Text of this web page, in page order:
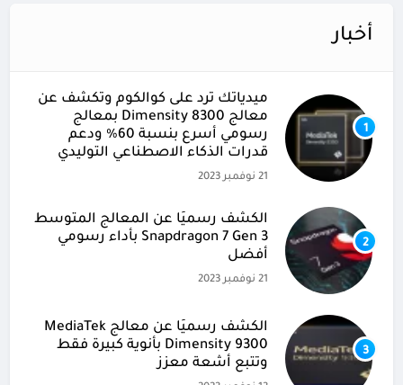
أخبار
1
ميدياتك ترد على كوالكوم وتكشف عن
معالج Dimensity 8300 بمعالج
رسومي أسرع بنسبة 60% ودعم
قدرات الذكاء الاصطناعي التوليدي
21 نوفمبر 2023
2
الكشف رسميًا عن المعالج المتوسط
Snapdragon 7 Gen 3 بأداء رسومي
أفضل
21 نوفمبر 2023
3
الكشف رسميًا عن معالج MediaTek
Dimensity 9300 بأنوية كبيرة فقط
وتتبع أشعة معزز